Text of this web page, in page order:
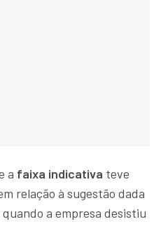
a faixa indicativa teve
relação à sugestão dada
a empresa desistiu